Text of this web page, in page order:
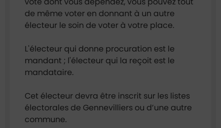
vote dont vous dépendez, vous pouvez tout
de même voter en donnant à un autre
électeur le soin de voter à votre place.
L'électeur qui donne procuration est le
mandant ; l'électeur qui la reçoit est le
mandataire.
Cet électeur devra être inscrit sur les listes
électorales de Gennevilliers ou d’une autre
commune.